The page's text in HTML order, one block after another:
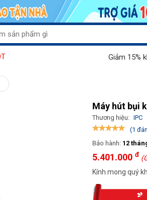
Giảm 15% khi
Máy hút bụi
Thương hiệu: IPC
(1
Bảo hành: 12
5.401.000 đ
Kính mong quý